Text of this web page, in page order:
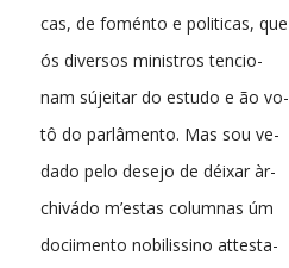
cas, de foménto e politicas, que
ós diversos ministros tencio-
nam sújeitar do estudo e ão vo-
tô do parlâmento. Mas sou ve-
dado pelo desejo de déixar àr-
chivádo m’estas columnas úm
dociimento nobilissino attesta-